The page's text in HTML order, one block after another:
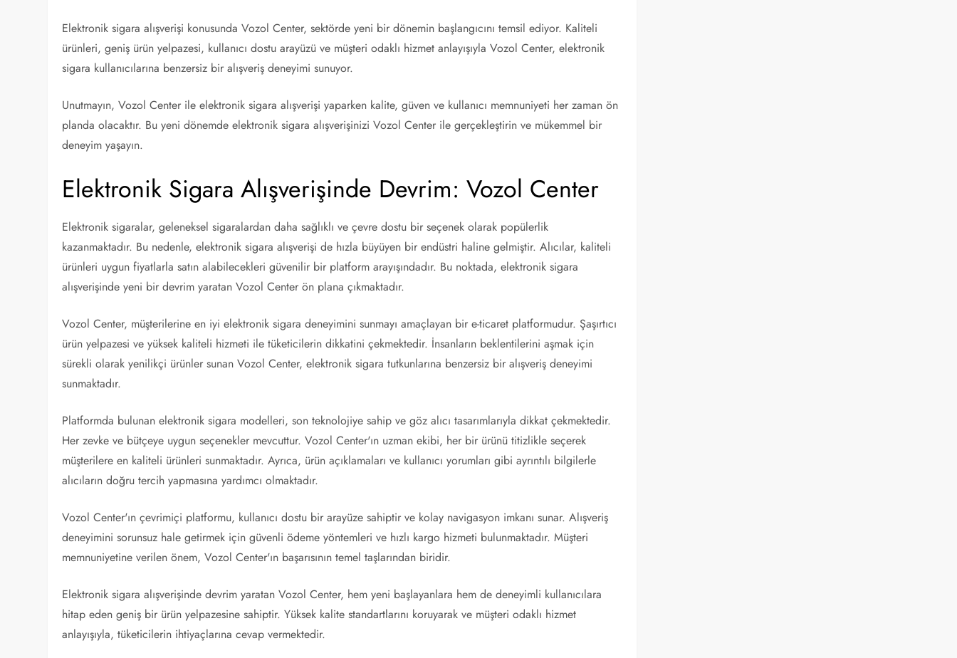
Elektronik sigara alışverişi konusunda Vozol Center, sektörde yeni bir dönemin başlangıcını temsil ediyor. Kaliteli
ürünleri, geniş ürün yelpazesi, kullanıcı dostu arayüzü ve müşteri odaklı hizmet anlayışıyla Vozol Center, elektronik
sigara kullanıcılarına benzersiz bir alışveriş deneyimi sunuyor.
Unutmayın, Vozol Center ile elektronik sigara alışverişi yaparken kalite, güven ve kullanıcı memnuniyeti her zaman ön
planda olacaktır. Bu yeni dönemde elektronik sigara alışverişinizi Vozol Center ile gerçekleştirin ve mükemmel bir
deneyim yaşayın.
Elektronik Sigara Alışverişinde Devrim: Vozol Center
Elektronik sigaralar, geleneksel sigaralardan daha sağlıklı ve çevre dostu bir seçenek olarak popülerlik
kazanmaktadır. Bu nedenle, elektronik sigara alışverişi de hızla büyüyen bir endüstri haline gelmiştir. Alıcılar, kaliteli
ürünleri uygun fiyatlarla satın alabilecekleri güvenilir bir platform arayışındadır. Bu noktada, elektronik sigara
alışverişinde yeni bir devrim yaratan Vozol Center ön plana çıkmaktadır.
Vozol Center, müşterilerine en iyi elektronik sigara deneyimini sunmayı amaçlayan bir e-ticaret platformudur. Şaşırtıcı
ürün yelpazesi ve yüksek kaliteli hizmeti ile tüketicilerin dikkatini çekmektedir. İnsanların beklentilerini aşmak için
sürekli olarak yenilikçi ürünler sunan Vozol Center, elektronik sigara tutkunlarına benzersiz bir alışveriş deneyimi
sunmaktadır.
Platformda bulunan elektronik sigara modelleri, son teknolojiye sahip ve göz alıcı tasarımlarıyla dikkat çekmektedir.
Her zevke ve bütçeye uygun seçenekler mevcuttur. Vozol Center'ın uzman ekibi, her bir ürünü titizlikle seçerek
müşterilere en kaliteli ürünleri sunmaktadır. Ayrıca, ürün açıklamaları ve kullanıcı yorumları gibi ayrıntılı bilgilerle
alıcıların doğru tercih yapmasına yardımcı olmaktadır.
Vozol Center'ın çevrimiçi platformu, kullanıcı dostu bir arayüze sahiptir ve kolay navigasyon imkanı sunar. Alışveriş
deneyimini sorunsuz hale getirmek için güvenli ödeme yöntemleri ve hızlı kargo hizmeti bulunmaktadır. Müşteri
memnuniyetine verilen önem, Vozol Center'ın başarısının temel taşlarından biridir.
Elektronik sigara alışverişinde devrim yaratan Vozol Center, hem yeni başlayanlara hem de deneyimli kullanıcılara
hitap eden geniş bir ürün yelpazesine sahiptir. Yüksek kalite standartlarını koruyarak ve müşteri odaklı hizmet
anlayışıyla, tüketicilerin ihtiyaçlarına cevap vermektedir.